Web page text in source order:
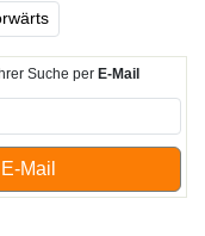
Suche per E-Mail
Mail